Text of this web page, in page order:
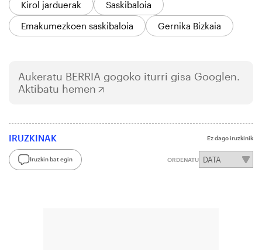
Kirol jarduerak
Saskibaloia
Emakumezkoen saskibaloia
Gernika Bizkaia
Aukeratu BERRIA gogoko iturri gisa Googlen.
Aktibatu hemen
IRUZKINAK Ez dago iruzkinik
Iruzkin bat egin ORDENATU